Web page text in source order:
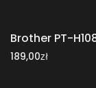
Brother PT-
189,00zł